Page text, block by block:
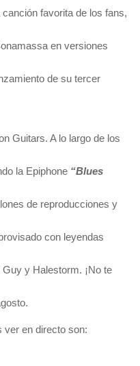
favorita de los fans,
en versiones
de su tercer
Guitars. A lo largo de los
la Epiphone “Blues
de reproducciones y
con leyendas
y Halestorm. ¡No te
ver en directo son: